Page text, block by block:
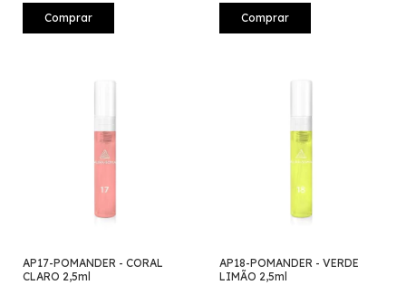
AP17-POMANDER - CORAL
CLARO 2,5ml
AP18-POMANDER - VERDE
LIMÃO 2,5ml